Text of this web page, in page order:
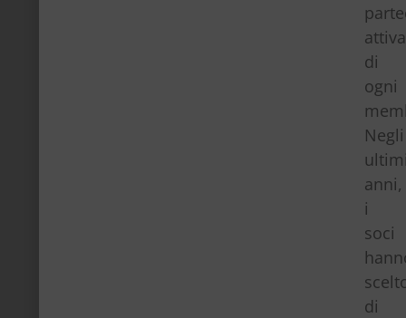
attiva
di
ogni
Negli
anni,
i
soci
di